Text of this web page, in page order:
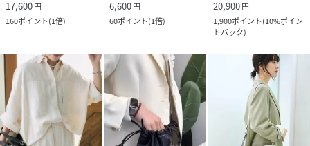
✓「商品のお気に入り登録」で・・・
だけが対象となる、あなただけのタイムセールが開催される
ことも！
✓「ブランドのお気に入り登録」で・・・
新商品や再入荷など、いち早くブランドのお得な情報を
受け取ることができますので、ご登録をおすすめします！
17,600円
160ポイント(1倍)
6,600円
60ポイント(1倍)
20,900円
1,900ポイント(10%ポイン
トバック)